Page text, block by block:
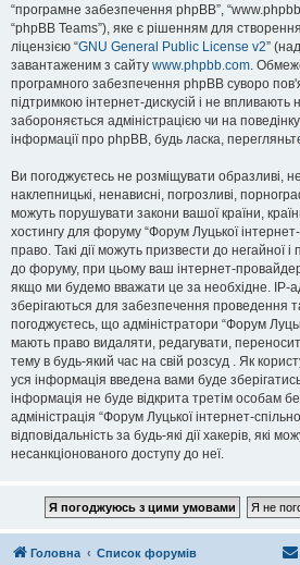
“програмне забезпечення phpBB”,
“phpBB Teams”), яке є рішенням для
ліцензією “GNU General Public License v2”
завантаженим з сайту www.phpbb.com.
програмного забезпечення phpBB суворо
підтримкою інтернет-дискусій і не
забороняється адміністрацією чи на
інформації про phpBB, будь ласка,
Ви погоджуєтесь не розміщувати образливі,
наклепницькі, ненависні, погрозливі,
можуть порушувати закони вашої країни,
хостингу для форуму “Форум Луцької
право. Такі дії можуть призвести до негайної і
до форуму, при цьому ваш інтернет-
якщо ми будемо вважати це за необхідне. IP-
зберігаються для забезпечення проведення
погоджуєтесь, що адміністратори “Форум
мають право видаляти, редагувати,
тему в будь-який час на свій розсуд . Як
уся інформація введена вами буде
інформація не буде відкрита третім особам
адміністрація “Форум Луцької інтернет-
відповідальність за будь-які дії хакерів, які
несанкціонованого доступу до неї.
Головна Список форумів